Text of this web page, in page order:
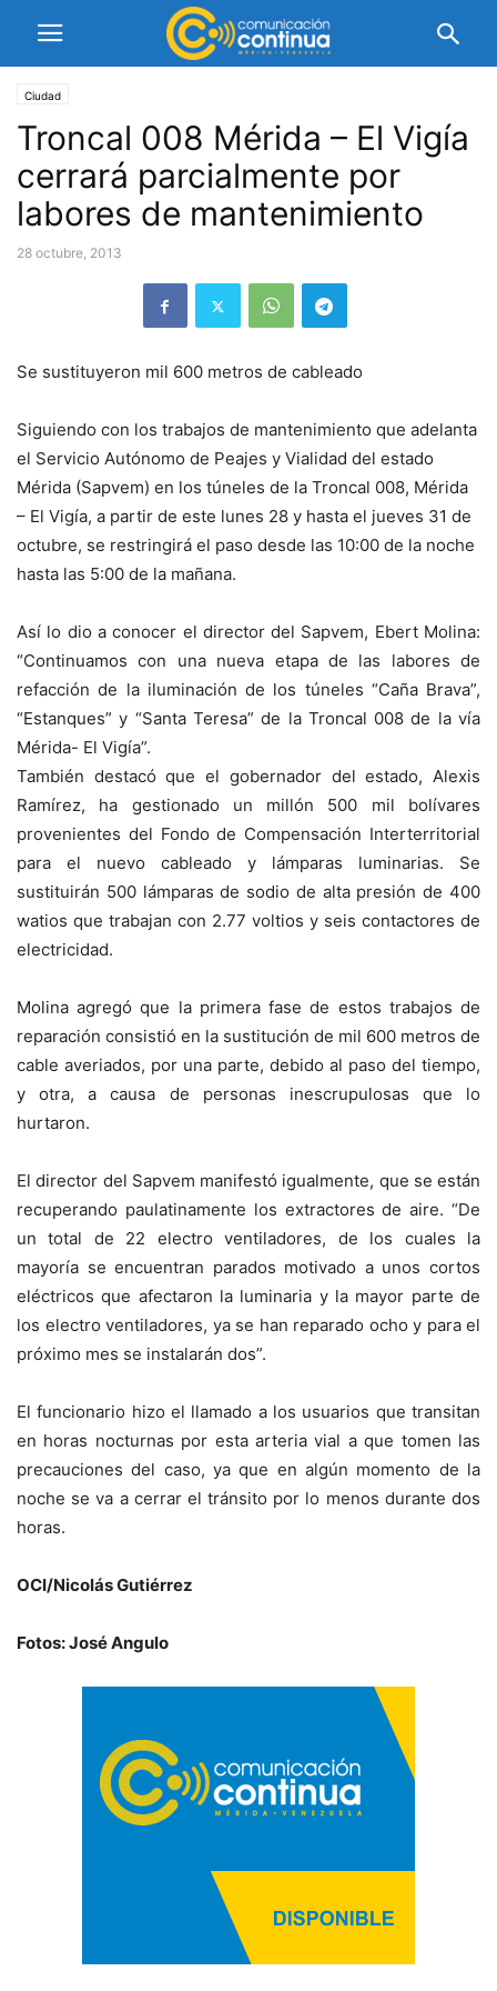
Ciudad
Troncal 008 Mérida – El Vigía
cerrará parcialmente por
labores de mantenimiento
28 octubre, 2013
Se sustituyeron mil 600 metros de cableado
Siguiendo con los trabajos de mantenimiento que adelanta
el Servicio Autónomo de Peajes y Vialidad del estado
Mérida (Sapvem) en los túneles de la Troncal 008, Mérida
– El Vigía, a partir de este lunes 28 y hasta el jueves 31 de
octubre, se restringirá el paso desde las 10:00 de la noche
hasta las 5:00 de la mañana.
Así lo dio a conocer el director del Sapvem, Ebert Molina:
“Continuamos con una nueva etapa de las labores de
refacción de la iluminación de los túneles “Caña Brava”,
“Estanques” y “Santa Teresa” de la Troncal 008 de la vía
Mérida- El Vigía”.
También destacó que el gobernador del estado, Alexis
Ramírez, ha gestionado un millón 500 mil bolívares
provenientes del Fondo de Compensación Interterritorial
para el nuevo cableado y lámparas luminarias. Se
sustituirán 500 lámparas de sodio de alta presión de 400
watios que trabajan con 2.77 voltios y seis contactores de
electricidad.
Molina agregó que la primera fase de estos trabajos de
reparación consistió en la sustitución de mil 600 metros de
cable averiados, por una parte, debido al paso del tiempo,
y otra, a causa de personas inescrupulosas que lo
hurtaron.
El director del Sapvem manifestó igualmente, que se están
recuperando paulatinamente los extractores de aire. “De
un total de 22 electro ventiladores, de los cuales la
mayoría se encuentran parados motivado a unos cortos
eléctricos que afectaron la luminaria y la mayor parte de
los electro ventiladores, ya se han reparado ocho y para el
próximo mes se instalarán dos”.
El funcionario hizo el llamado a los usuarios que transitan
en horas nocturnas por esta arteria vial a que tomen las
precauciones del caso, ya que en algún momento de la
noche se va a cerrar el tránsito por lo menos durante dos
horas.
OCI/Nicolás Gutiérrez
Fotos: José Angulo